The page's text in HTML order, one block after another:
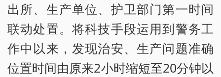
出所、生产单位、护卫部门第一时间
联动处置。将科技手段运用到警务工
作中以来，发现治安、生产问题准确
位置时间由原来2小时缩短至20分钟以